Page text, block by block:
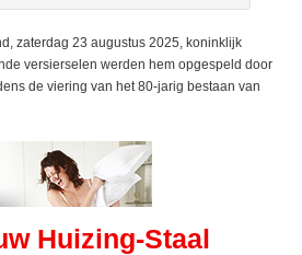
zaterdag 23 augustus 2025, koninklijk
versierselen werden hem opgespeld door
de viering van het 80-jarig bestaan van
Huizing-Staal